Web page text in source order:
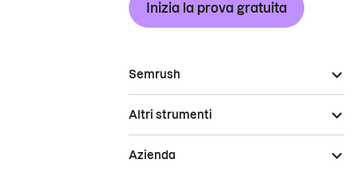
Inizia la prova gratuita
Semrush
Altri strumenti
Azienda